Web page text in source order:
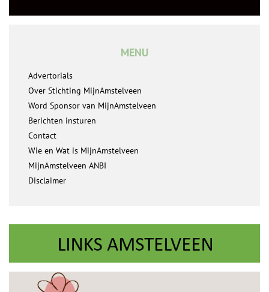
MENU
Advertorials
Over Stichting MijnAmstelveen
Word Sponsor van MijnAmstelveen
Berichten insturen
Contact
Wie en Wat is MijnAmstelveen
MijnAmstelveen ANBI
Disclaimer